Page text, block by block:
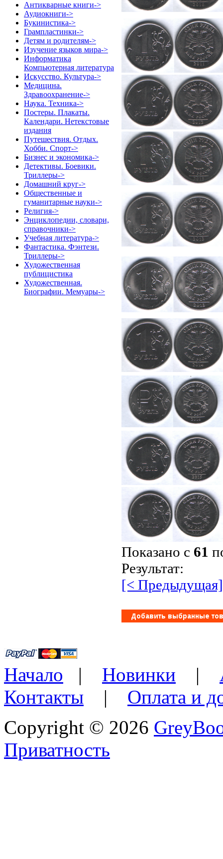
Антикварные книги->
Аудиокниги->
Букинистика->
Грампластинки->
Детям и родителям->
Изучение языков мира->
Информатика
Компьютерная литература
Искусство. Культура->
Медицина.
Здравоохранение->
Наука. Техника->
Постеры. Плакаты.
Календари. Нетекстовые
издания
Путешествия. Отдых.
Хобби. Спорт->
Бизнес и экономика->
Детективы. Боевики.
Триллеры->
Домашний круг->
Общественные и
гуманитарные науки->
Религия->
Энциклопедии, словари,
справочники->
Учебная литература->
Фантастика. Фэнтези.
Триллеры->
Художественная
публицистика
Художественная.
Биографии. Мемуары->
Показано с 61
Результат:
[< Предыдущая]
Начало | Новинки |
Контакты | Оплата и
Copyright © 2026
Приватность